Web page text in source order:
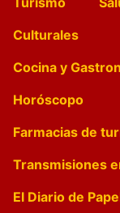
Culturales
Cocina y
Horóscopo
Farmacias de
Transmisiones
El Diario de